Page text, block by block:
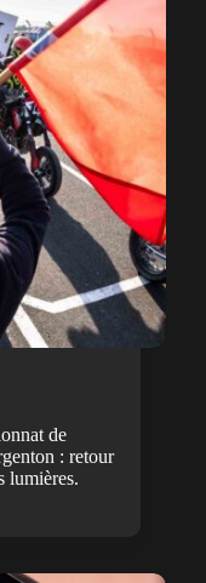
de
: retour
lumières.